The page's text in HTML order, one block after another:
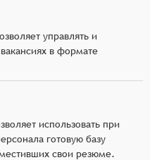
управлять и
в формате
использовать при
готовую базу
свои резюме.